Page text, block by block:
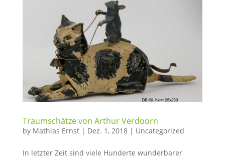
Traumschätze von Arthur Verdoorn
by Mathias Ernst| Dez. 1, 2018| Uncategorized
In letzter Zeit sind viele Hunderte wunderbarer